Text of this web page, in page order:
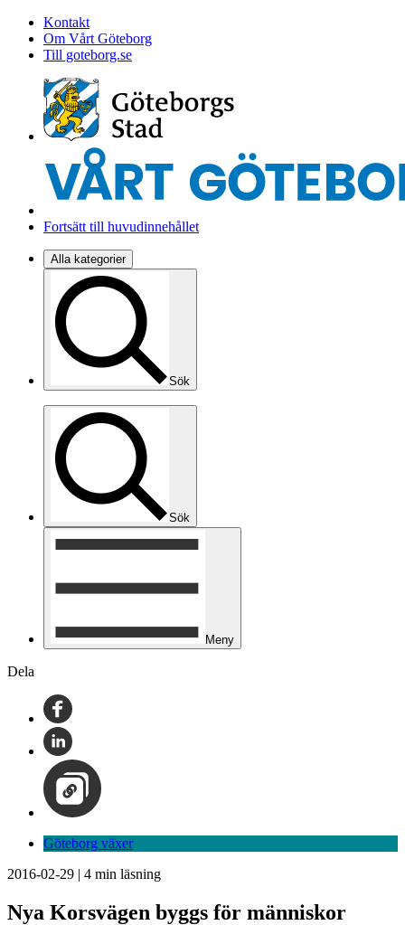
Kontakt
Om Vårt Göteborg
Till goteborg.se
Fortsätt till huvudinnehållet
Alla kategorier
Sök
Sök
Meny
Dela
Göteborg växer
2016-02-29 | 4 min läsning
Nya Korsvägen byggs för människor